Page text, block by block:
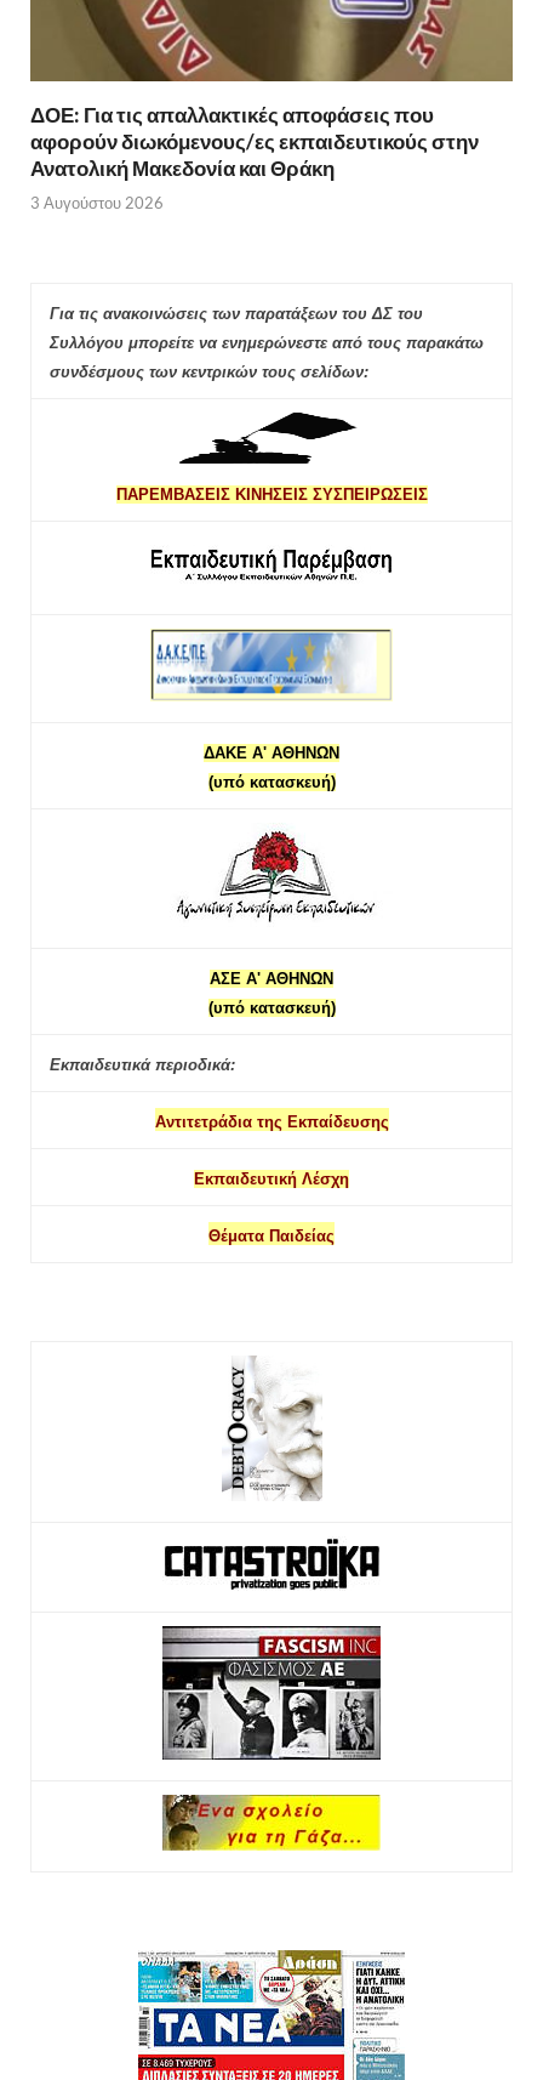
ΔΟΕ: Για τις απαλλακτικές αποφάσεις που
αφορούν διωκόμενους/ες εκπαιδευτικούς στην
Ανατολική Μακεδονία και Θράκη
3 Αυγούστου 2026
Για τις ανακοινώσεις των παρατάξεων του ΔΣ του
Συλλόγου μπορείτε να ενημερώνεστε από τους παρακάτω
συνδέσμους των κεντρικών τους σελίδων:
ΠΑΡΕΜΒΑΣΕΙΣ ΚΙΝΗΣΕΙΣ ΣΥΣΠΕΙΡΩΣΕΙΣ
ΔΑΚΕ Α' ΑΘΗΝΩΝ
(υπό κατασκευή)
ΑΣΕ Α' ΑΘΗΝΩΝ
(υπό κατασκευή)
Εκπαιδευτικά περιοδικά:
Αντιτετράδια της Εκπαίδευσης
Εκπαιδευτική Λέσχη
Θέματα Παιδείας